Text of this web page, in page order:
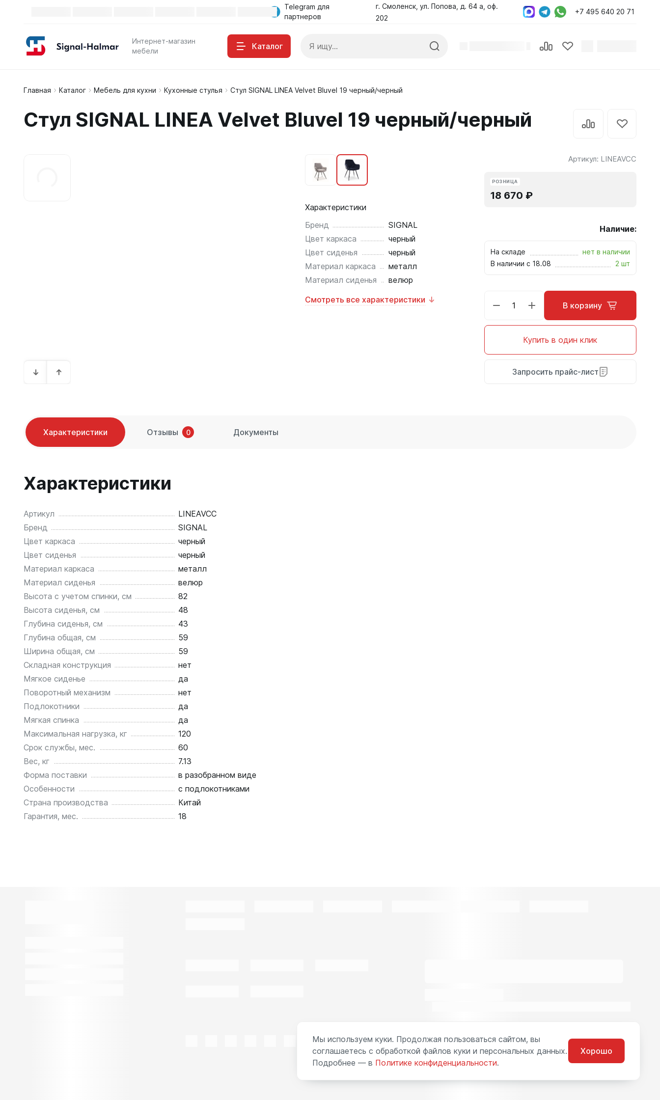
Telegram для
партнеров
г. Смоленск, ул. Попова, д. 64 а, оф.
202
+7 495 640 20 71
Интернет-магазин
мебели
Каталог
Главная Каталог Мебель для кухни Кухонные стулья Стул SIGNAL LINEA Velvet Bluvel 19 черный/черный
Стул SIGNAL LINEA Velvet Bluvel 19 черный/черный
Характеристики
Бренд
SIGNAL
Цвет каркаса
черный
Цвет сиденья
черный
Материал каркаса
металл
Материал сиденья
велюр
Смотреть все характеристики
Артикул: LINEAVCC
РОЗНИЦА
18 670 ₽
Наличие:
На складе
нет в наличии
В наличии с 18.08
2 шт
В корзину
Купить в один клик
Запросить прайс-лист
Характеристики Отзывы 0 Документы
Характеристики
Артикул
LINEAVCC
Бренд
SIGNAL
Цвет каркаса
черный
Цвет сиденья
черный
Материал каркаса
металл
Материал сиденья
велюр
Высота с учетом спинки, см
82
Высота сиденья, см
48
Глубина сиденья, см
43
Глубина общая, см
59
Ширина общая, см
59
Складная конструкция
нет
Мягкое сиденье
да
Поворотный механизм
нет
Подлокотники
да
Мягкая спинка
да
Максимальная нагрузка, кг
120
Срок службы, мес.
60
Вес, кг
7.13
Форма поставки
в разобранном виде
Особенности
с подлокотниками
Страна производства
Китай
Гарантия, мес.
18
Мы используем куки. Продолжая пользоваться сайтом, вы
соглашаетесь с обработкой файлов куки и персональных данных.
Подробнее — в Политике конфиденциальности.
Хорошо